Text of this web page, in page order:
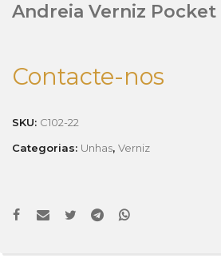
Andreia Verniz Pocket
Contacte-nos
SKU: C102-22
Categorias: Unhas, Verniz